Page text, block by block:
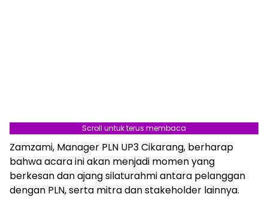
Scroll untuk terus membaca
Zamzami, Manager PLN UP3 Cikarang, berharap
bahwa acara ini akan menjadi momen yang
berkesan dan ajang silaturahmi antara pelanggan
dengan PLN, serta mitra dan stakeholder lainnya.